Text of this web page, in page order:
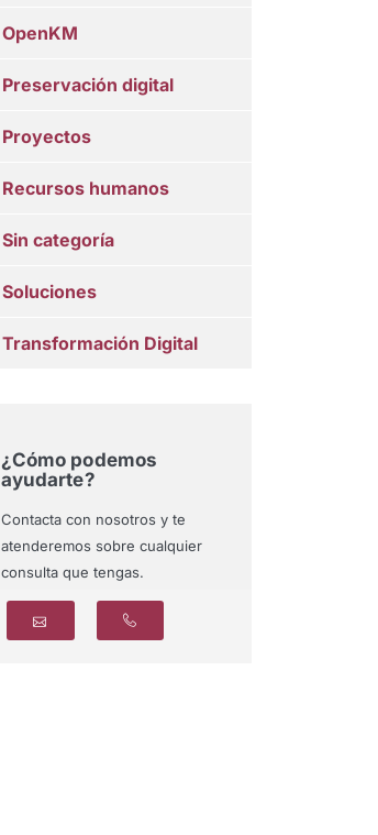
OpenKM
Preservación digital
Proyectos
Recursos humanos
Sin categoría
Soluciones
Transformación Digital
¿Cómo podemos
ayudarte?
Contacta con nosotros y te
atenderemos sobre cualquier
consulta que tengas.